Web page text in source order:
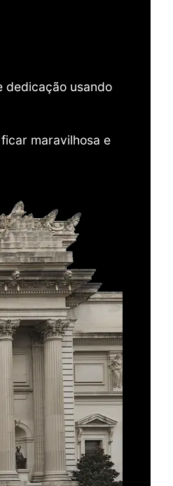
dedicação usando
maravilhosa e